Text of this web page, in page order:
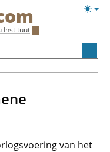
Instituut
van het